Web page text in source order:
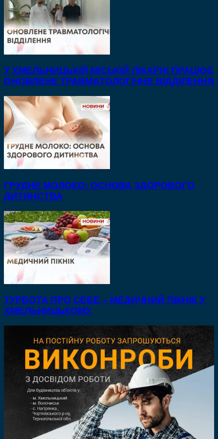
У ХМЕЛЬНИЦЬКІЙ МІСЬКІЙ ЛІКАРНІ ПРАЦЮЄ
ОНОВЛЕНЕ ТРАВМАТОЛОГІЧНЕ ВІДДІЛЕННЯ
ГРУДНЕ МОЛОКО: ОСНОВА ЗДОРОВОГО
ДИТИНСТВА
ТУРБОТА ПРО СЕБЕ – МЕДИЧНИЙ ПІКНІК У
ХМЕЛЬНИЦЬКОМУ